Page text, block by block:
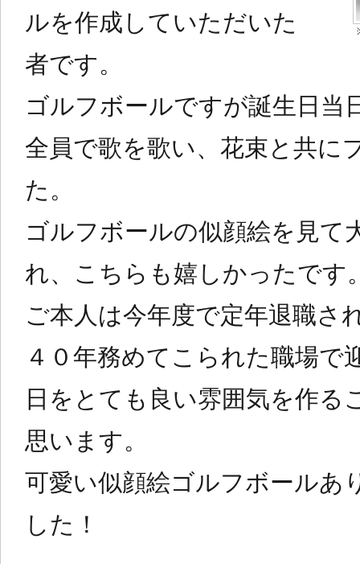
ルを作成していただいた
者です。
ゴルフボールですが誕生日当
全員で歌を歌い、花束と共に
た。
ゴルフボールの似顔絵を見て
れ、こちらも嬉しかったです
ご本人は今年度で定年退職さ
４０年務めてこられた職場で
日をとても良い雰囲気を作る
思います。
可愛い似顔絵ゴルフボールあ
した！